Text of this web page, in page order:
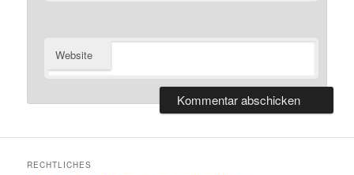
Website
RECHTLICHES